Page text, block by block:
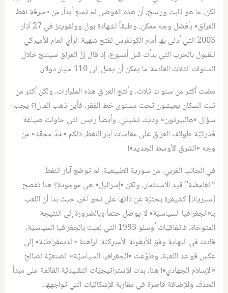
لكن، ما هو ثابت وراسخ، أن هذه الفوضى لم تمنع أبداً، من «سرقة نفط
العراق» بأفضل وجه ممكن، وطبقاً لشهادة بول وولفويتز في 27 آذار
2003 التي أدلى بها أمام الكونغرس لفتح شهية الرأي العام الأميركي
للقبول بالحرب التي بدأت قبل أسبوع، إذ قال إنَّ العراق سينتج خلال
السنوات الثلاث القادمة ما يمكن أن يصل إلى 110 مليار دولار.
مضت أكثر من سنوات ثلاث، وأنتج العراق هذه المليارات، ولكن أكثر من
ثلث السكان يعيشون تحت مستوى خط الفقر، فأين ذهب المال!؟ يجب
سؤال «هالبيرتون» وديك تشيني، وأيضاً رايس التي حاولت صياغة
فدراليّة طوائف العراق على مقاسات آبار النفط. ذلكم «خدّ مجعّد» من
وجه «الشرق الأوسط الجديد»!
في الجانب الغربي، من سورية الطبيعية، لم توضع آبار النفط
“الغامضة” قيد الاستثمار، ولكن «إسرائيل» هي موجودة؟ هنا تفصح
[سيريانا] كشيفرة بحثيّة عن ذاتها على نحو آخر، حيث بدا أن اللعب
بـ«الجغرافيا السياسيّة» لا يوصل حتماً وبالضرورة إلى النتيجة
المتوخاة، فاتفاقيّات أوسلو 1993 التي لعبت بالجغرافيا السياسيّة،
قادت في النهاية وفق الأيقونة الأميركيّة الراهنة «الديمقراطيّة» إلى
عكس قواعد اللعبة، وطوّعت «الجغرافيا السياسيّة» الصنعيّة لصالح
«الإسلام الجهادي»! هنا، بدت الإستراتيجيّات التقليديّة القائمة على مبدأ
الحذف والإضافة قاصرة في مقاربة الإشكاليّات التي تواجهها..